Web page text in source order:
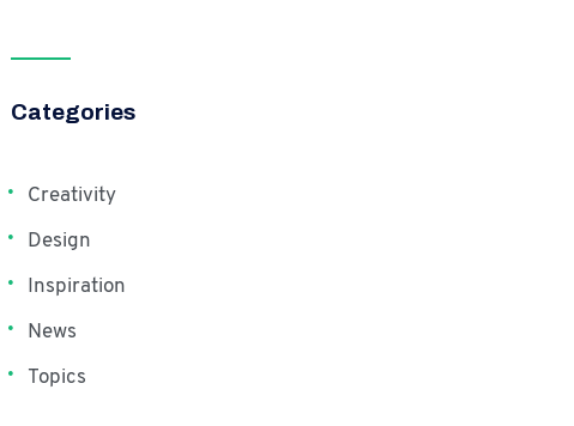
Categories
Creativity
Design
Inspiration
News
Topics